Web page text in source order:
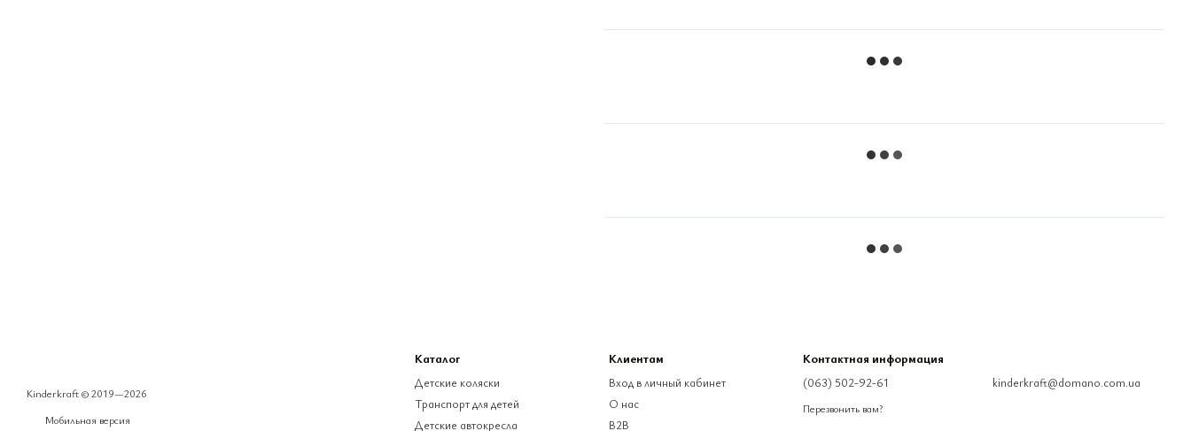
Kinderkraft © 2019—2026
Мобильная версия
Каталог
Детские коляски
Транспорт для детей
Детские автокресла
Клиентам
Вход в личный кабинет
О нас
B2B
Контактная информация
(063) 502-92-61
Перезвонить вам?
kinderkraft@domano.com.ua